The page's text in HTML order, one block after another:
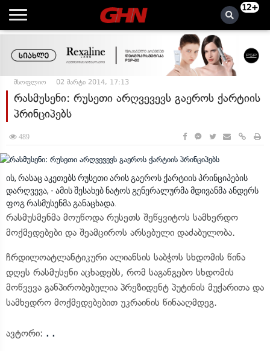
12+
მსოფლიო 02 მარტი 2014, 17:13
რასმუსენი: რუსეთი არღვევევს გაეროს ქარტიის
პრინციპებს
489
ის, რასაც აკეთებს რუსეთი არის გაეროს ქარტიის პრინციპების
დარღვევა, - ამის შესახებ ნატოს გენერალურმა მდივანმა ანდერს
ფოგ რასმუსენმა განაცხადა.
რასმუსმენმა მოუწოდა რუსეთს შეწყვიტოს სამხერდო
მოქმედებები და შეამციროს არსებული დაძაბულობა.
ჩრდილოატლანტიკური ალიანსის საბჭოს სხდომის წინა
დღეს რასმუსენი აცხადებს, რომ საგანგებო სხდომის
მოწვევა განპირობებულია პრეზიდენტ პუტინის მუქარითა და
სამხედრო მოქმედებებით უკრაინის წინააღმდეგ.
ავტორი: . .